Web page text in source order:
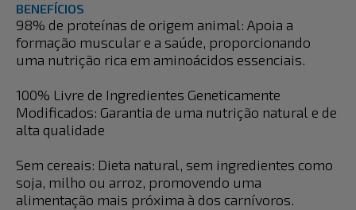
BENEFÍCIOS
98% de proteínas de origem animal: Apoia a
formação muscular e a saúde, proporcionando
uma nutrição rica em aminoácidos essenciais.
100% Livre de Ingredientes Geneticamente
Modificados: Garantia de uma nutrição natural e de
alta qualidade
Sem cereais: Dieta natural, sem ingredientes como
soja, milho ou arroz, promovendo uma
alimentação mais próxima à dos carnívoros.